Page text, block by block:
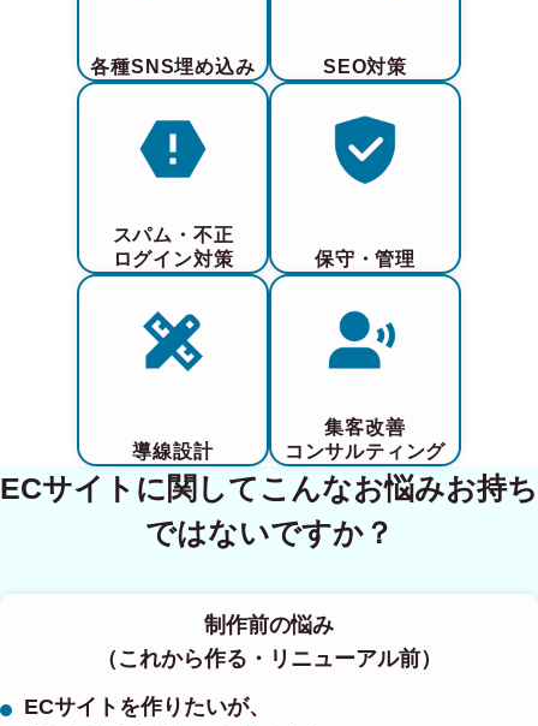
各種SNS埋め込み SEO対策
スパム・不正
ログイン対策
保守・管理
導線設計
集客改善
コンサルティング
ECサイトに関してこんなお悩みお持ち
ではないですか？
制作前の悩み
（これから作る・リニューアル前）
ECサイトを作りたいが、